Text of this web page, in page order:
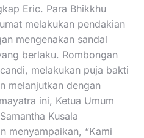
Eric. Para Bhikkhu
melakukan pendakian
mengenakan sandal
berlaku. Rombongan
melakukan puja bakti
melanjutkan dengan
ini, Ketua Umum
Kusala
menyampaikan, “Kami